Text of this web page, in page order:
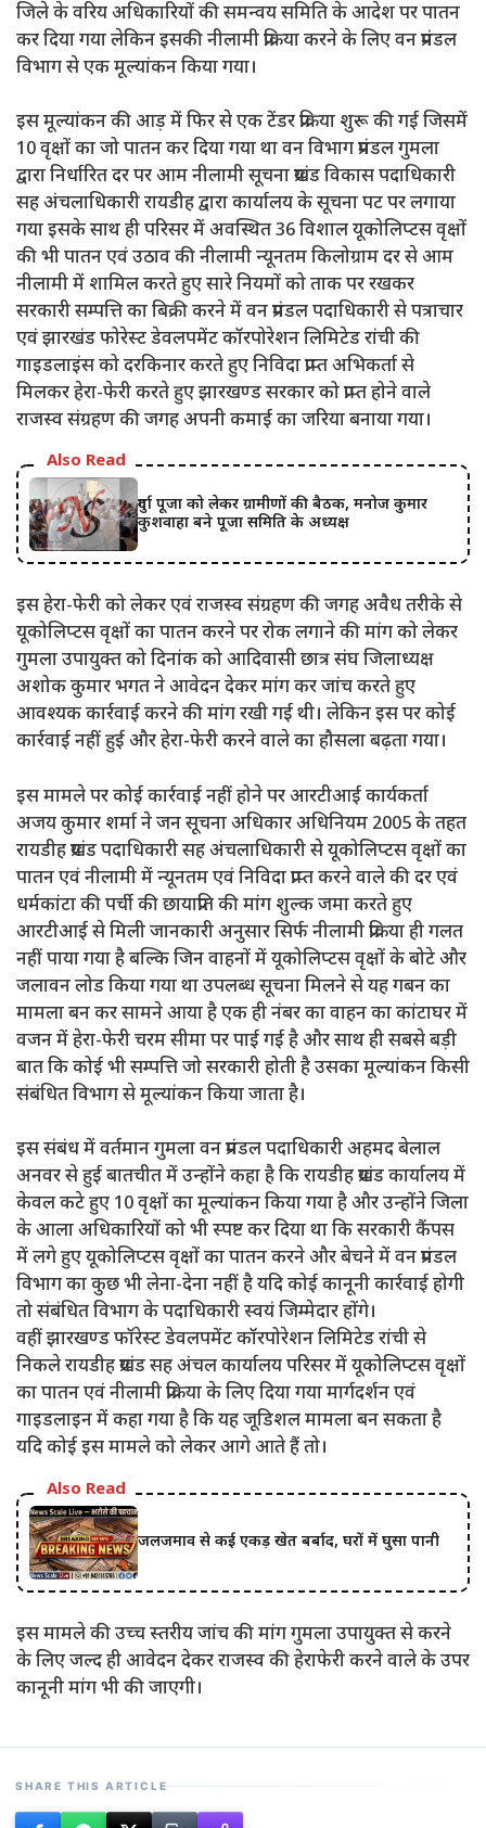
जिले के वरिय अधिकारियों की समन्वय समिति के आदेश पर पातन
कर दिया गया लेकिन इसकी नीलामी प्रक्रिया करने के लिए वन प्रमंडल
विभाग से एक मूल्यांकन किया गया।
इस मूल्यांकन की आड़ में फिर से एक टेंडर प्रक्रिया शुरू की गई जिसमें
10 वृक्षों का जो पातन कर दिया गया था वन विभाग प्रमंडल गुमला
द्वारा निर्धारित दर पर आम नीलामी सूचना प्रखंड विकास पदाधिकारी
सह अंचलाधिकारी रायडीह द्वारा कार्यालय के सूचना पट पर लगाया
गया इसके साथ ही परिसर में अवस्थित 36 विशाल यूकोलिप्टस वृक्षों
की भी पातन एवं उठाव की नीलामी न्यूनतम किलोग्राम दर से आम
नीलामी में शामिल करते हुए सारे नियमों को ताक पर रखकर
सरकारी सम्पत्ति का बिक्री करने में वन प्रमंडल पदाधिकारी से पत्राचार
एवं झारखंड फोरेस्ट डेवलपमेंट कॉरपोरेशन लिमिटेड रांची की
गाइडलाइंस को दरकिनार करते हुए निविदा प्राप्त अभिकर्ता से
मिलकर हेरा-फेरी करते हुए झारखण्ड सरकार को प्राप्त होने वाले
राजस्व संग्रहण की जगह अपनी कमाई का जरिया बनाया गया।
Also Read
दुर्गा पूजा को लेकर ग्रामीणों की बैठक, मनोज कुमार
कुशवाहा बने पूजा समिति के अध्यक्ष
इस हेरा-फेरी को लेकर एवं राजस्व संग्रहण की जगह अवैध तरीके से
यूकोलिप्टस वृक्षों का पातन करने पर रोक लगाने की मांग को लेकर
गुमला उपायुक्त को दिनांक को आदिवासी छात्र संघ जिलाध्यक्ष
अशोक कुमार भगत ने आवेदन देकर मांग कर जांच करते हुए
आवश्यक कार्रवाई करने की मांग रखी गई थी। लेकिन इस पर कोई
कार्रवाई नहीं हुई और हेरा-फेरी करने वाले का हौसला बढ़ता गया।
इस मामले पर कोई कार्रवाई नहीं होने पर आरटीआई कार्यकर्ता
अजय कुमार शर्मा ने जन सूचना अधिकार अधिनियम 2005 के तहत
रायडीह प्रखंड पदाधिकारी सह अंचलाधिकारी से यूकोलिप्टस वृक्षों का
पातन एवं नीलामी में न्यूनतम एवं निविदा प्राप्त करने वाले की दर एवं
धर्मकांटा की पर्ची की छायाप्रति की मांग शुल्क जमा करते हुए
आरटीआई से मिली जानकारी अनुसार सिर्फ नीलामी प्रक्रिया ही गलत
नहीं पाया गया है बल्कि जिन वाहनों में यूकोलिप्टस वृक्षों के बोटे और
जलावन लोड किया गया था उपलब्ध सूचना मिलने से यह गबन का
मामला बन कर सामने आया है एक ही नंबर का वाहन का कांटाघर में
वजन में हेरा-फेरी चरम सीमा पर पाई गई है और साथ ही सबसे बड़ी
बात कि कोई भी सम्पत्ति जो सरकारी होती है उसका मूल्यांकन किसी
संबंधित विभाग से मूल्यांकन किया जाता है।
इस संबंध में वर्तमान गुमला वन प्रमंडल पदाधिकारी अहमद बेलाल
अनवर से हुई बातचीत में उन्होंने कहा है कि रायडीह प्रखंड कार्यालय में
केवल कटे हुए 10 वृक्षों का मूल्यांकन किया गया है और उन्होंने जिला
के आला अधिकारियों को भी स्पष्ट कर दिया था कि सरकारी कैंपस
में लगे हुए यूकोलिप्टस वृक्षों का पातन करने और बेचने में वन प्रमंडल
विभाग का कुछ भी लेना-देना नहीं है यदि कोई कानूनी कार्रवाई होगी
तो संबंधित विभाग के पदाधिकारी स्वयं जिम्मेदार होंगे।
वहीं झारखण्ड फॉरेस्ट डेवलपमेंट कॉरपोरेशन लिमिटेड रांची से
निकले रायडीह प्रखंड सह अंचल कार्यालय परिसर में यूकोलिप्टस वृक्षों
का पातन एवं नीलामी प्रक्रिया के लिए दिया गया मार्गदर्शन एवं
गाइडलाइन में कहा गया है कि यह जूडिशल मामला बन सकता है
यदि कोई इस मामले को लेकर आगे आते हैं तो।
Also Read
जलजमाव से कई एकड़ खेत बर्बाद, घरों में घुसा पानी
इस मामले की उच्च स्तरीय जांच की मांग गुमला उपायुक्त से करने
के लिए जल्द ही आवेदन देकर राजस्व की हेराफेरी करने वाले के उपर
कानूनी मांग भी की जाएगी।
SHARE THIS ARTICLE